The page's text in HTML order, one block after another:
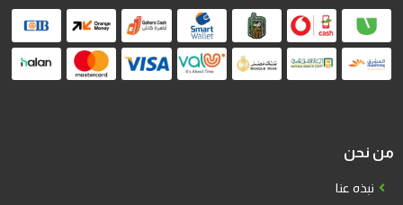
من نحن
نبذه عنا